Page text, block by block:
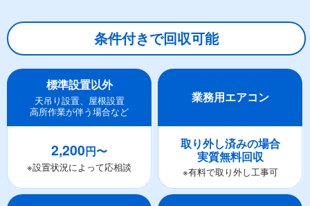
条件付きで回収可能
標準設置以外
天吊り設置、屋根設置
高所作業が伴う場合など
2,200円〜
※設置状況によって応相談
業務用エアコン
取り外し済みの場合
実質無料回収
※有料で取り外し工事可